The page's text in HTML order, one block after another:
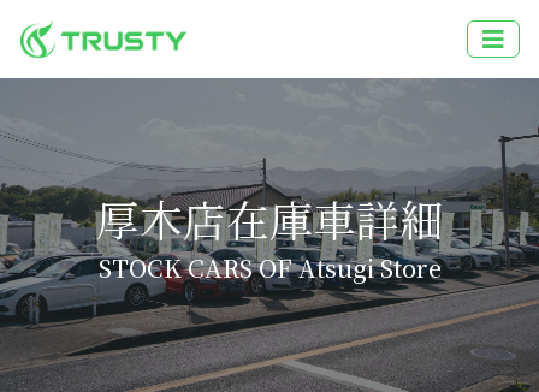
厚木店在庫車詳細
STOCK CARS OF Atsugi Store